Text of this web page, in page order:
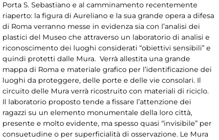
Porta S. Sebastiano e al camminamento recentemente
riaperto: la figura di Aureliano e la sua grande opera a difesa
di Roma verranno messe in evidenza sia con l’analisi dei
plastici del Museo che attraverso un laboratorio di analisi e
riconoscimento dei luoghi considerati “obiettivi sensibili” e
quindi protetti dalle Mura. Verrà allestita una grande
mappa di Roma e materiale grafico per l’identificazione dei
luoghi da proteggere, delle porte e delle vie consolari. Il
circuito delle Mura verrà ricostruito con materiali di riciclo.
Il laboratorio proposto tende a fissare l’attenzione dei
ragazzi su un elemento monumentale della loro città,
presente e molto evidente, ma spesso quasi “invisibile” per
consuetudine o per superficialità di osservazione. Le Mura